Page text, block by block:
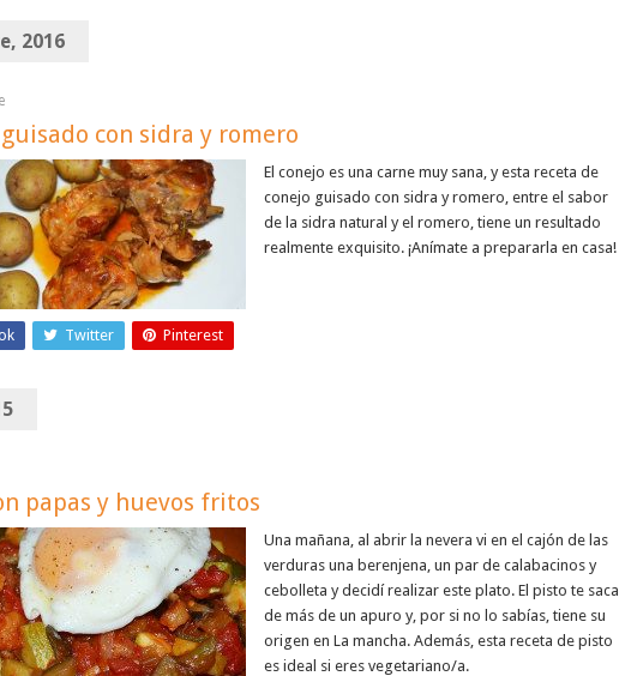
2016
con sidra y romero
El conejo es una carne muy sana, y esta receta de
conejo guisado con sidra y romero, entre el sabor
de la sidra natural y el romero, tiene un resultado
realmente exquisito. ¡Anímate a prepararla en casa!
Twitter Pinterest
papas y huevos fritos
Una mañana, al abrir la nevera vi en el cajón de las
verduras una berenjena, un par de calabacinos y
cebolleta y decidí realizar este plato. El pisto te saca
de más de un apuro y, por si no lo sabías, tiene su
origen en La mancha. Además, esta receta de pisto
es ideal si eres vegetariano/a.